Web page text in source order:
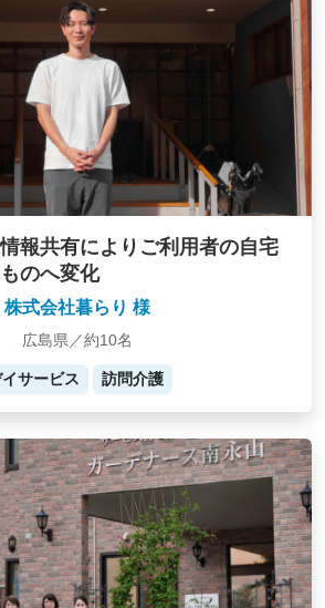
報共有によりご利用者の自宅
のへ変化
株式会社暮らり 様
広島県／約10名
サービス 訪問介護